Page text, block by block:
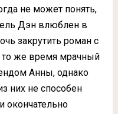
не может понять,
Дэн влюблен в
закрутить роман с
же время мрачный
Анны, однако
них не способен
окончательно